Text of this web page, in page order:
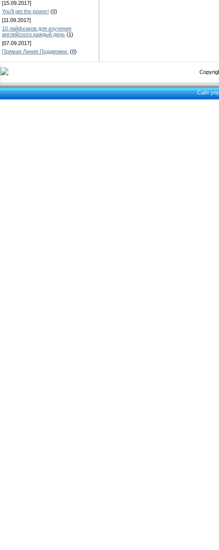
[15.09.2017]
You'll get the power! (0)
[11.09.2017]
10 лайфхаков для изучения
английского каждый день (1)
[07.09.2017]
Прямая Линия Поддержки. (0)
Сайт